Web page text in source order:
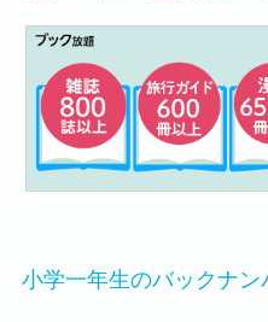
小学一年生のバックナン